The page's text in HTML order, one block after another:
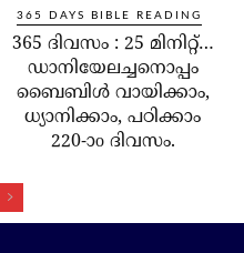
365 DAYS BIBLE READING
365 ദിവസം : 25 മിനിറ്റ്…
ഡാനിയേലച്ചനൊപ്പം
ബൈബിൾ വായിക്കാം,
ധ്യാനിക്കാം, പഠിക്കാം
220-ാo ദിവസം.